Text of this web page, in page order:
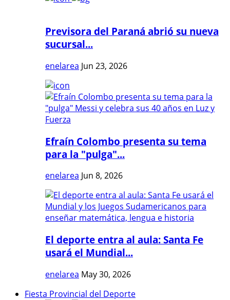
Previsora del Paraná abrió su nueva
sucursal...
enelarea Jun 23, 2026
Efraín Colombo presenta su tema
para la "pulga"...
enelarea Jun 8, 2026
El deporte entra al aula: Santa Fe
usará el Mundial...
enelarea May 30, 2026
Fiesta Provincial del Deporte